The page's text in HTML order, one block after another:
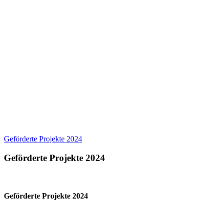
Geförderte Projekte 2024
Geförderte Projekte 2024
Geförderte Projekte 2024